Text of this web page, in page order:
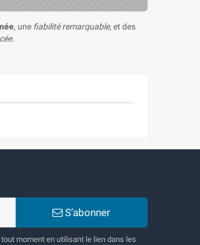
, une fiabilité remarquable, et des
.
S’abonner
moment en utilisant le lien dans les